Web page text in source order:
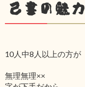
己書の魅力
10人中8人以上の方が
無理無理××